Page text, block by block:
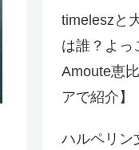
timeleszと
は誰？よっ
Amoute恵
アで紹介】
ハルペリン